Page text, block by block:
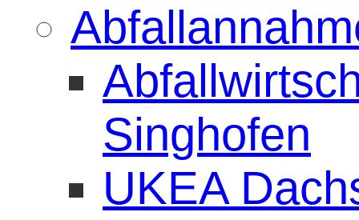
Singhofen
UKEA